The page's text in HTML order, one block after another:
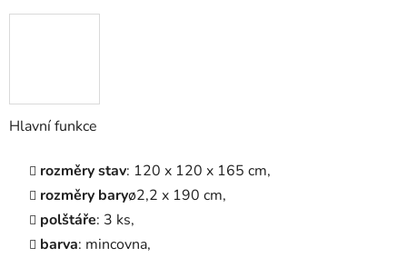
Hlavní funkce
rozměrystav: 120 x 120 x 165 cm,
rozměry baryø2,2 x 190 cm,
polštáře: 3 ks,
barva: mincovna,